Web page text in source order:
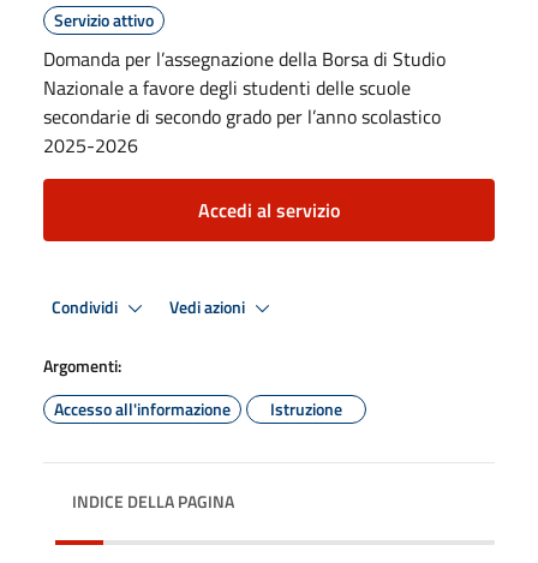
Servizio attivo
Domanda per l’assegnazione della Borsa di Studio
Nazionale a favore degli studenti delle scuole
secondarie di secondo grado per l’anno scolastico
2025-2026
Accedi al servizio
Condividi Vedi azioni
Argomenti:
Accesso all'informazione
Istruzione
INDICE DELLA PAGINA